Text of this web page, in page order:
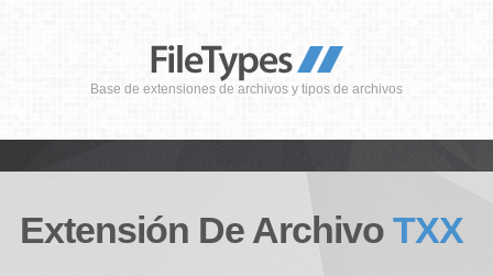
Base de extensiones de archivos y tipos de archivos
Extensión De Archivo TXX